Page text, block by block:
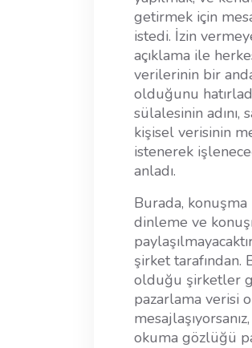
getirmek için
istedi. İzin
açıklama ile
verilerinin bir
olduğunu
sülalesinin adını,
kişisel verisinin
istenerek
anladı.
Burada,
dinleme ve
şirket tarafından.
olduğu şirketler
pazarlama verisi
okuma gözlüğü